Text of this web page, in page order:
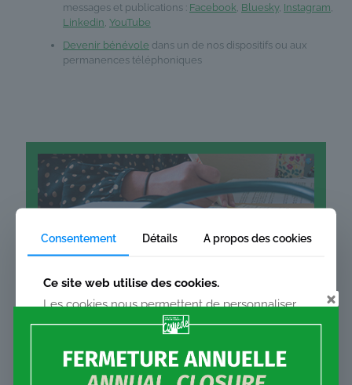
messages et publications : Facebook, Bluesky, Instagram,
Linkedin, YouTube
Devenir bénévole dans un de nos dispositifs ou aux
permanences téléphoniques
Nos activités
Consentement Détails A propos des cookies
Ce site web utilise des cookies.
Les cookies nous permettent de personnaliser
le contenu et les annonces, d'offrir des
d'analyser notre trafic. Nous partageons